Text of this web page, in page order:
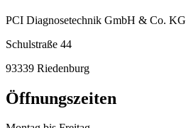
PCI Diagnosetechnik GmbH & Co. KG
Schulstraße 44
93339 Riedenburg
Öffnungszeiten